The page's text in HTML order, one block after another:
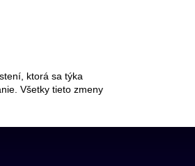
ktorá sa týka
Všetky tieto zmeny